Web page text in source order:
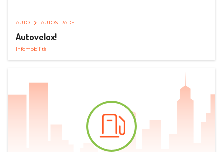
AUTO AUTOSTRADE
Autovelox!
Infomobilità